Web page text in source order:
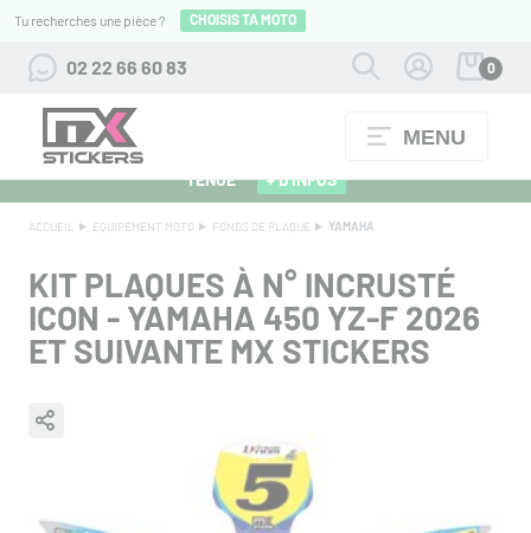
Tu recherches une pièce ? CHOISIS TA MOTO
02 22 66 60 83 0
MENU
ALPINESTARS 27 : FLOCAGE OFFERT POUR L'ACHAT D'UNE
TENUE
+ D'INFOS
ACCUEIL EQUIPEMENT MOTO FONDS DE PLAQUE YAMAHA
KIT PLAQUES À N° INCRUSTÉ
ICON - YAMAHA 450 YZ-F 2026
ET SUIVANTE MX STICKERS